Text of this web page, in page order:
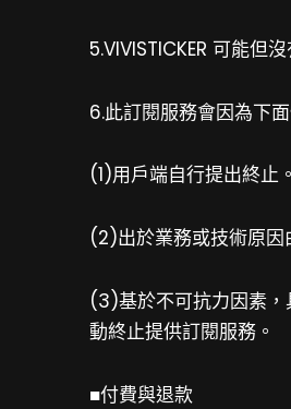
5.VIVISTICKER 可能但
6.此訂閱服務會因為下
(1)用戶端自行提出終止。
(2)出於業務或技術原因
(3)基於不可抗力因素，
動終止提供訂閱服務。
■付費與退款